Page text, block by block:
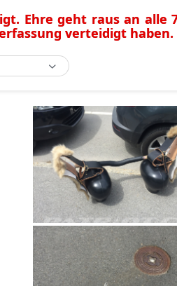
Ehre geht raus an alle
verteidigt haben.